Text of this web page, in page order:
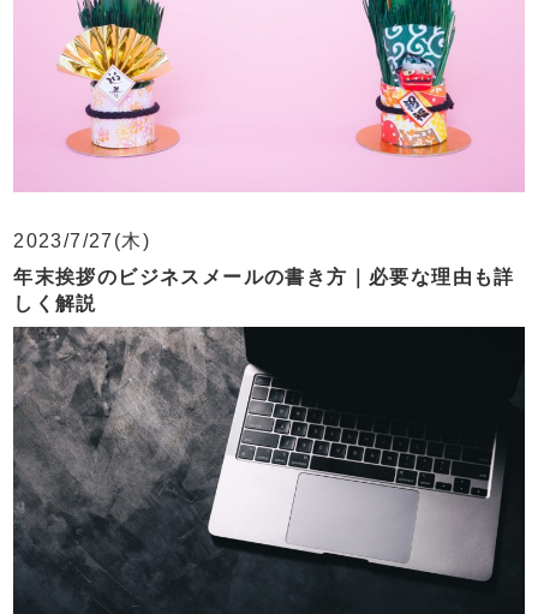
2023/7/27(木)
年末挨拶のビジネスメールの書き方｜必要な理由も詳
しく解説